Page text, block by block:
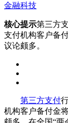
金融科技
核心提示第三方
支付机构客户备
议论颇多。
第三方支付
机构客户备付金